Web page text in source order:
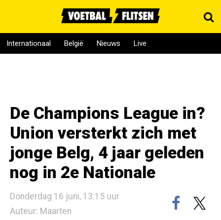
Internationaal België Nieuws Live
De Champions League in?
Union versterkt zich met
jonge Belg, 4 jaar geleden
nog in 2e Nationale
Donderdag 16 juni, 13:15 uur
Auteur: Maarten